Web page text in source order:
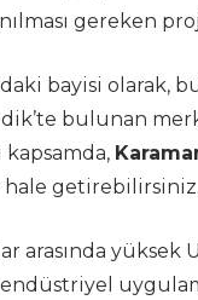
gereken
bayisi olarak,
bulunan
getirebilirsiniz.
arasında yüksek